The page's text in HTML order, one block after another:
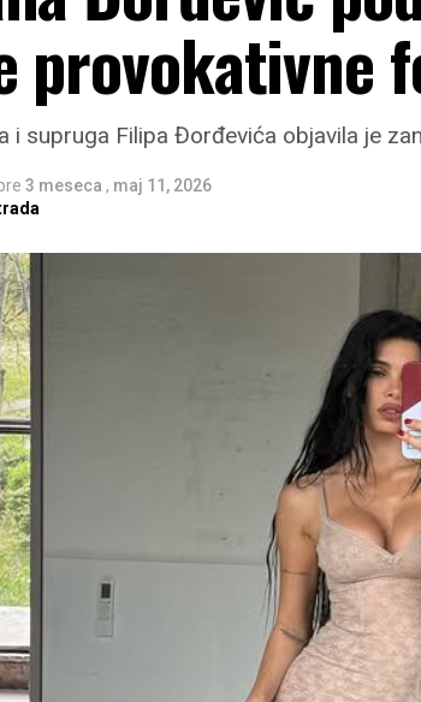
provokativne
i supruga Filipa Đorđevića objavila je
3 meseca , maj 11, 2026